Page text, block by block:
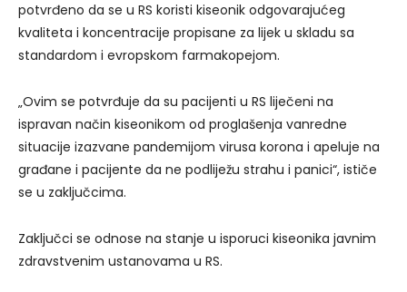
potvrđeno da se u RS koristi kiseonik odgovarajućeg
kvaliteta i koncentracije propisane za lijek u skladu sa
standardom i evropskom farmakopejom.
„Ovim se potvrđuje da su pacijenti u RS liječeni na
ispravan način kiseonikom od proglašenja vanredne
situacije izazvane pandemijom virusa korona i apeluje na
građane i pacijente da ne podliježu strahu i panici“, ističe
se u zaključcima.
Zaključci se odnose na stanje u isporuci kiseonika javnim
zdravstvenim ustanovama u RS.